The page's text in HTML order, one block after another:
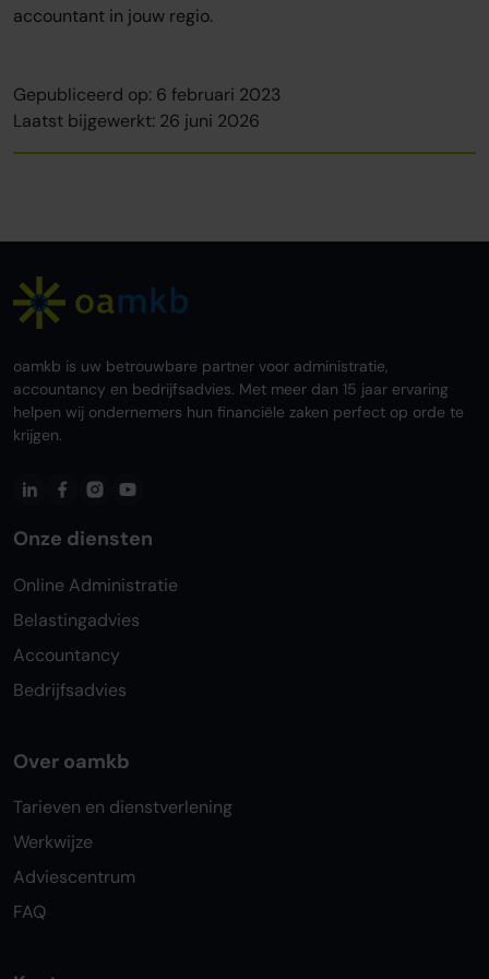
accountant in jouw regio.
Gepubliceerd op: 6 februari 2023
Laatst bijgewerkt: 26 juni 2026
oamkb is uw betrouwbare partner voor administratie,
accountancy en bedrijfsadvies. Met meer dan 15 jaar ervaring
helpen wij ondernemers hun financiële zaken perfect op orde te
krijgen.
Onze diensten
Online Administratie
Belastingadvies
Accountancy
Bedrijfsadvies
Over oamkb
Tarieven en dienstverlening
Werkwijze
Adviescentrum
FAQ